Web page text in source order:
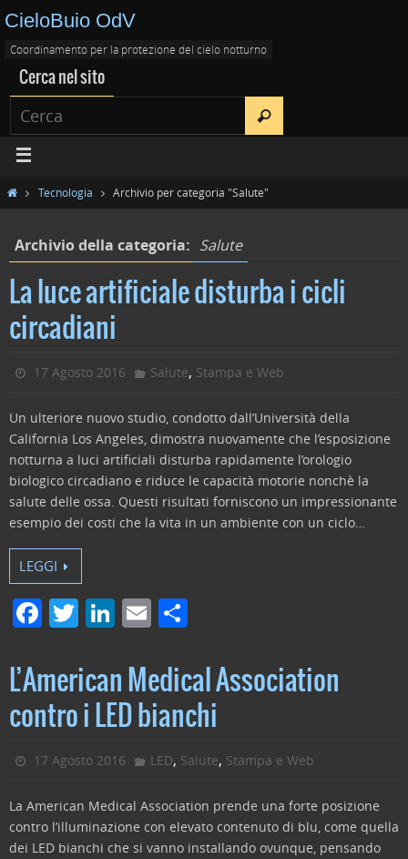
CieloBuio OdV
Coordinamento per la protezione del cielo notturno
Cerca nel sito
Tecnologia Archivio per categoria "Salute"
Archivio della categoria: Salute
La luce artificiale disturba i cicli
circadiani
17 Agosto 2016 Salute, Stampa e Web
Un ulteriore nuovo studio, condotto dall’Università della
California Los Angeles, dimostra nuovamente che l’esposizione
notturna a luci artificiali disturba rapidamente l’orologio
biologico circadiano e riduce le capacità motorie nonchè la
salute delle ossa. Questi risultati forniscono un impressionante
esempio dei costi che la vita in un ambiente con un ciclo…
LEGGI
F
c
e
b
o
k
T
itt
er
Li
k
e
dI
n
E
ai
l
n
di
vi
di
L’American Medical Association
contro i LED bianchi
17 Agosto 2016 LED, Salute, Stampa e Web
La American Medical Association prende una forte posizione
contro l’illuminazione con elevato contenuto di blu, come quella
dei LED bianchi che si vanno installando ovunque, pensando